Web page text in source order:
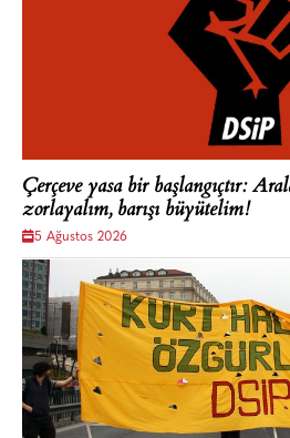
Çerçeve yasa bir başlangıçtır:
zorlayalım, barışı büyütelim!
5 Ağustos 2026